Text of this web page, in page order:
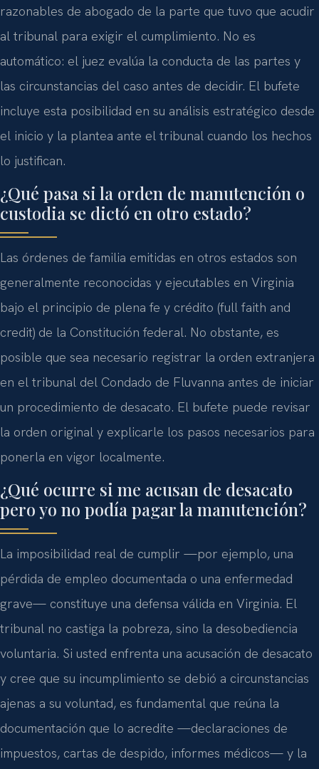
razonables de abogado de la parte que tuvo que acudir
al tribunal para exigir el cumplimiento. No es
automático: el juez evalúa la conducta de las partes y
las circunstancias del caso antes de decidir. El bufete
incluye esta posibilidad en su análisis estratégico desde
el inicio y la plantea ante el tribunal cuando los hechos
lo justifican.
¿Qué pasa si la orden de manutención o
custodia se dictó en otro estado?
Las órdenes de familia emitidas en otros estados son
generalmente reconocidas y ejecutables en Virginia
bajo el principio de plena fe y crédito (full faith and
credit) de la Constitución federal. No obstante, es
posible que sea necesario registrar la orden extranjera
en el tribunal del Condado de Fluvanna antes de iniciar
un procedimiento de desacato. El bufete puede revisar
la orden original y explicarle los pasos necesarios para
ponerla en vigor localmente.
¿Qué ocurre si me acusan de desacato
pero yo no podía pagar la manutención?
La imposibilidad real de cumplir —por ejemplo, una
pérdida de empleo documentada o una enfermedad
grave— constituye una defensa válida en Virginia. El
tribunal no castiga la pobreza, sino la desobediencia
voluntaria. Si usted enfrenta una acusación de desacato
y cree que su incumplimiento se debió a circunstancias
ajenas a su voluntad, es fundamental que reúna la
documentación que lo acredite —declaraciones de
impuestos, cartas de despido, informes médicos— y la